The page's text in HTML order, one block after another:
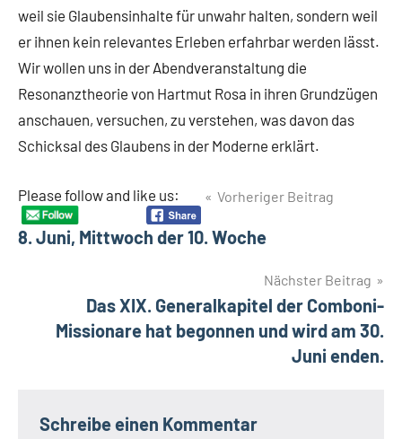
weil sie Glaubensinhalte für unwahr halten, sondern weil
er ihnen kein relevantes Erleben erfahrbar werden lässt.
Wir wollen uns in der Abendveranstaltung die
Resonanztheorie von Hartmut Rosa in ihren Grundzügen
anschauen, versuchen, zu verstehen, was davon das
Schicksal des Glaubens in der Moderne erklärt.
Please follow and like us:
Schlagwörter
Glaube
Vortrag
BeitragsnavigationVorheriger Beitrag
8. Juni, Mittwoch der 10. Woche
Nächster Beitrag
Das XIX. Generalkapitel der Comboni-
Missionare hat begonnen und wird am 30.
Juni enden.
Schreibe einen Kommentar